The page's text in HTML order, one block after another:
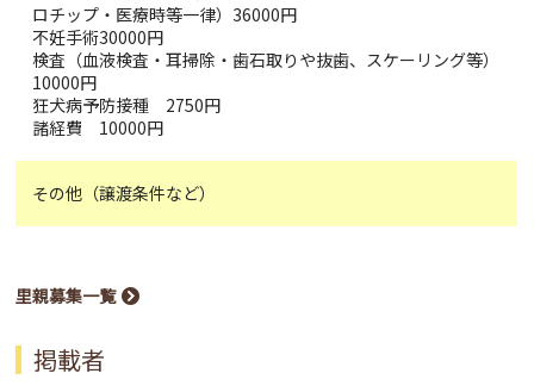
ロチップ・医療時等一律）36000円
不妊手術30000円
検査（血液検査・耳掃除・歯石取りや抜歯、スケーリング等）
10000円
狂犬病予防接種 2750円
諸経費 10000円
その他（譲渡条件など）
里親募集一覧
掲載者